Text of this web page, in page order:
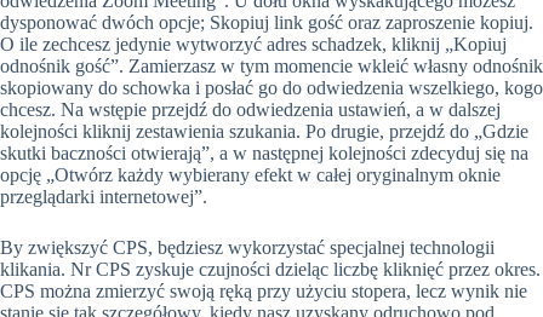
dysponować dwóch opcje; Skopiuj link gość oraz zaproszenie kopiuj.
O ile zechcesz jedynie wytworzyć adres schadzek, kliknij „Kopiuj
odnośnik gość”. Zamierzasz w tym momencie wkleić własny odnośnik
skopiowany do schowka i posłać go do odwiedzenia wszelkiego, kogo
chcesz. Na wstępie przejdź do odwiedzenia ustawień, a w dalszej
kolejności kliknij zestawienia szukania. Po drugie, przejdź do „Gdzie
skutki baczności otwierają”, a w następnej kolejności zdecyduj się na
opcję „Otwórz każdy wybierany efekt w całej oryginalnym oknie
przeglądarki internetowej”.
By zwiększyć CPS, będziesz wykorzystać specjalnej technologii
klikania. Nr CPS zyskuje czujności dzieląc liczbę kliknięć przez okres.
CPS można zmierzyć swoją ręką przy użyciu stopera, lecz wynik nie
stanie się tak szczegółowy, kiedy nasz uzyskany odruchowo pod